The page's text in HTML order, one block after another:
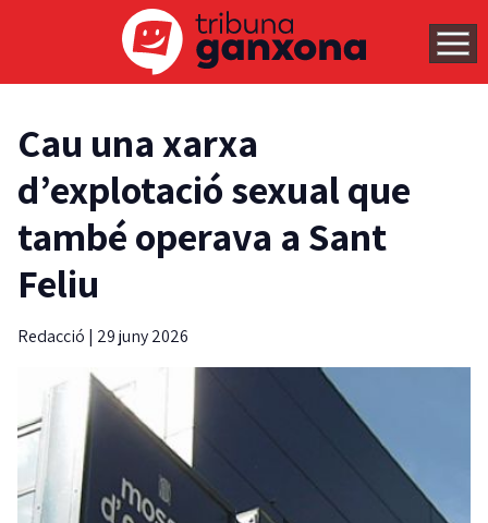
Cau una xarxa
d’explotació sexual que
també operava a Sant
Feliu
Redacció | 29 juny 2026